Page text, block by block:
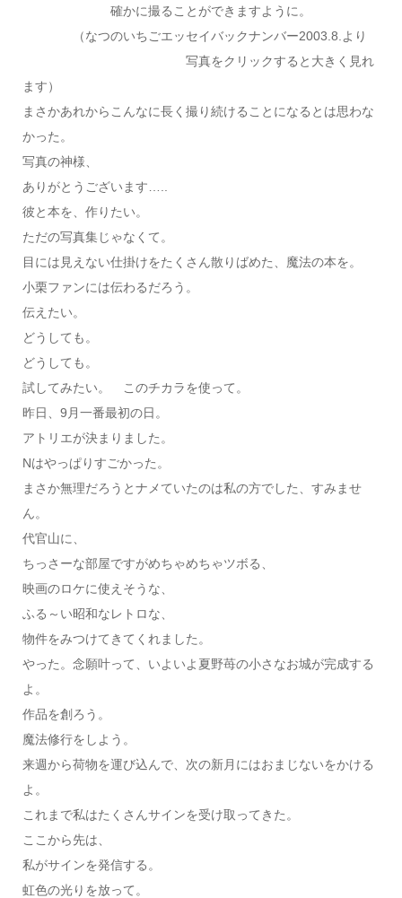
確かに撮ることができますように。
（なつのいちごエッセイバックナンバー2003.8.より
写真をクリックすると大きく見れ
ます）
まさかあれからこんなに長く撮り続けることになるとは思わな
かった。
写真の神様、
ありがとうございます…..
彼と本を、作りたい。
ただの写真集じゃなくて。
目には見えない仕掛けをたくさん散りばめた、魔法の本を。
小栗ファンには伝わるだろう。
伝えたい。
どうしても。
どうしても。
試してみたい。 このチカラを使って。
昨日、9月一番最初の日。
アトリエが決まりました。
Nはやっぱりすごかった。
まさか無理だろうとナメていたのは私の方でした、すみませ
ん。
代官山に、
ちっさーな部屋ですがめちゃめちゃツボる、
映画のロケに使えそうな、
ふる～い昭和なレトロな、
物件をみつけてきてくれました。
やった。念願叶って、いよいよ夏野苺の小さなお城が完成する
よ。
作品を創ろう。
魔法修行をしよう。
来週から荷物を運び込んで、次の新月にはおまじないをかける
よ。
これまで私はたくさんサインを受け取ってきた。
ここから先は、
私がサインを発信する。
虹色の光りを放って。